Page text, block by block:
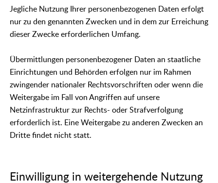
Jegliche Nutzung Ihrer personenbezogenen Daten erfolgt
nur zu den genannten Zwecken und in dem zur Erreichung
dieser Zwecke erforderlichen Umfang.
Übermittlungen personenbezogener Daten an staatliche
Einrichtungen und Behörden erfolgen nur im Rahmen
zwingender nationaler Rechtsvorschriften oder wenn die
Weitergabe im Fall von Angriffen auf unsere
Netzinfrastruktur zur Rechts- oder Strafverfolgung
erforderlich ist. Eine Weitergabe zu anderen Zwecken an
Dritte findet nicht statt.
Einwilligung in weitergehende Nutzung